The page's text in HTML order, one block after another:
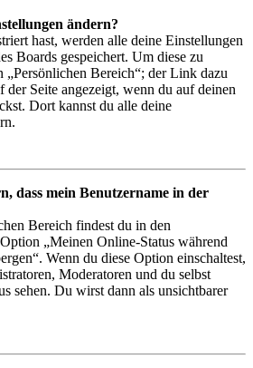
ändern?
hast, werden alle deine Einstellungen
Boards gespeichert. Um diese zu
„Persönlichen Bereich“; der Link dazu
der Seite angezeigt, wenn du auf deinen
Dort kannst du alle deine
dass mein Benutzername in der
Bereich findest du in den
„Meinen Online-Status während
Wenn du diese Option einschaltest,
Moderatoren und du selbst
sehen. Du wirst dann als unsichtbarer